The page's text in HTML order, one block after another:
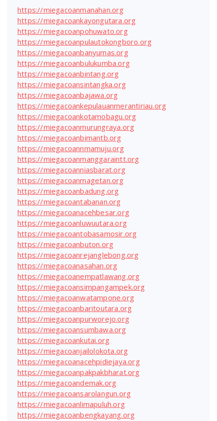
https://miegacoanmanahan.org
https://miegacoankayongutara.org
https://miegacoanpohuwato.org
https://miegacoanpulautokongboro.org
https://miegacoanbanyumas.org
https://miegacoanbulukumba.org
https://miegacoanbintang.org
https://miegacoansintangka.org
https://miegacoanbajawa.org
https://miegacoankepulauanmerantiriau.org
https://miegacoankotamobagu.org
https://miegacoanmurungraya.org
https://miegacoanbimantb.org
https://miegacoannmamuju.org
https://miegacoanmanggaraintt.org
https://miegacoanniasbarat.org
https://miegacoanmagetan.org
https://miegacoanbadung.org
https://miegacoantabanan.org
https://miegacoanacehbesar.org
https://miegacoanluwuutara.org
https://miegacoantobasamosir.org
https://miegacoanbuton.org
https://miegacoanrejanglebong.org
https://miegacoanasahan.org
https://miegacoanempatlawang.org
https://miegacoansimpangampek.org
https://miegacoanwatampone.org
https://miegacoanbaritoutara.org
https://miegacoanpurworejo.org
https://miegacoansumbawa.org
https://miegacoankutai.org
https://miegacoanjailolokota.org
https://miegacoanacehpidiejaya.org
https://miegacoanpakpakbharat.org
https://miegacoandemak.org
https://miegacoansarolangun.org
https://miegacoanlimapuluh.org
https://miegacoanbengkayang.org